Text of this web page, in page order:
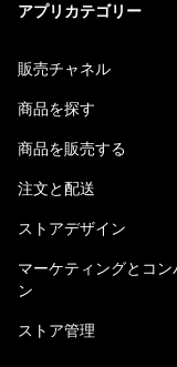
アプリカテゴリー
販売チャネル
商品を探す
商品を販売する
注文と配送
ストアデザイン
マーケティングとコン
ン
ストア管理